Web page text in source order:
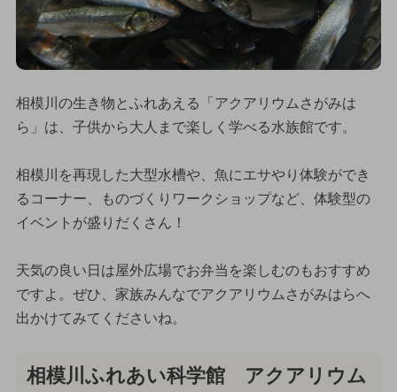
相模川の生き物とふれあえる「アクアリウムさがみは
ら」は、子供から大人まで楽しく学べる水族館です。
相模川を再現した大型水槽や、魚にエサやり体験ができ
るコーナー、ものづくりワークショップなど、体験型の
イベントが盛りだくさん！
天気の良い日は屋外広場でお弁当を楽しむのもおすすめ
ですよ。ぜひ、家族みんなでアクアリウムさがみはらへ
出かけてみてくださいね。
相模川ふれあい科学館 アクアリウム